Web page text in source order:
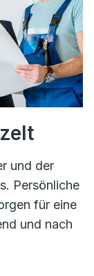
und der
Persönliche
für eine
und nach